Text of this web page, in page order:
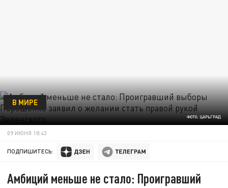
ФОТО: ЦАРЬГРАД
В МИРЕ
09 ИЮНЯ 18:43
ПОДПИШИТЕСЬ:
Амбиций меньше не стало: Проигравший